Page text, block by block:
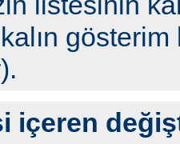
içeren